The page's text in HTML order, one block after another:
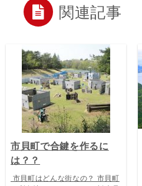
関連記事
市貝町で合鍵を作るに
は？？
市貝町はどんな街なの？ 市貝町